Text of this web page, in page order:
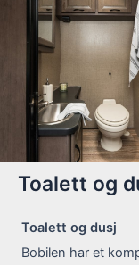
Toalett og
Toalett og dusj
Bobilen har et